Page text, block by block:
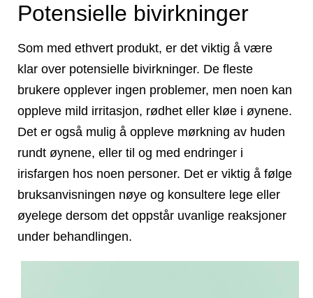
Potensielle bivirkninger
Som med ethvert produkt, er det viktig å være
klar over potensielle bivirkninger. De fleste
brukere opplever ingen problemer, men noen kan
oppleve mild irritasjon, rødhet eller kløe i øynene.
Det er også mulig å oppleve mørkning av huden
rundt øynene, eller til og med endringer i
irisfargen hos noen personer. Det er viktig å følge
bruksanvisningen nøye og konsultere lege eller
øyelege dersom det oppstår uvanlige reaksjoner
under behandlingen.